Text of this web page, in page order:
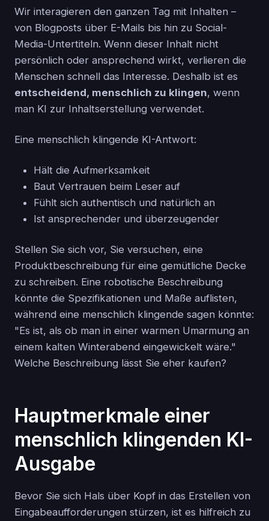
Wir interagieren den ganzen Tag mit Inhalten –
von Blogposts über E-Mails bis hin zu Social-
Media-Untertiteln. Wenn dieser Inhalt nicht
persönlich oder ansprechend wirkt, verlieren die
Menschen schnell das Interesse. Deshalb ist es
entscheidend, menschlich zu klingen, wenn
man KI zur Inhaltserstellung verwendet.
Eine menschlich klingende KI-Antwort:
Hält die Aufmerksamkeit
Baut Vertrauen beim Leser auf
Fühlt sich authentisch und natürlich an
Ist ansprechender und überzeugender
Stellen Sie sich vor, Sie versuchen, eine
Produktbeschreibung für eine gemütliche Decke
zu schreiben. Eine robotische Beschreibung
könnte die Spezifikationen und Maße auflisten,
während eine menschlich klingende sagen könnte:
"Es ist, als ob man in einer warmen Umarmung an
einem kalten Winterabend eingewickelt wäre."
Welche Beschreibung lässt Sie eher kaufen?
Hauptmerkmale einer
menschlich klingenden KI-
Ausgabe
Bevor Sie sich Hals über Kopf in das Erstellen von
Eingabeaufforderungen stürzen, ist es hilfreich zu